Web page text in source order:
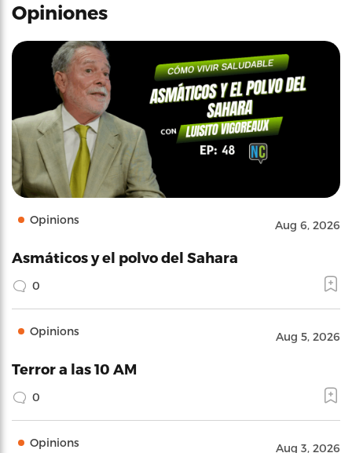
Opiniones
Opinions Aug 6, 2026
Asmáticos y el polvo del Sahara
0
Opinions Aug 5, 2026
Terror a las 10 AM
0
Opinions Aug 3, 2026